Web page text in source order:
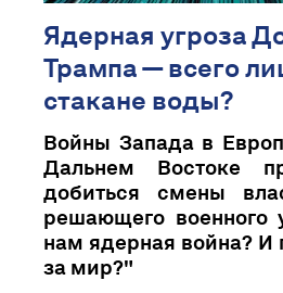
Ядерная угроза
Трампа — всего
стакане воды?
Войны Запада в
Дальнем Востоке
добиться смены
решающего военного
нам ядерная война?
за мир?"